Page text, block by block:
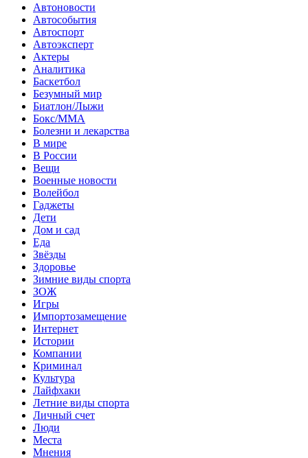
Автоновости
Автособытия
Автоспорт
Автоэксперт
Актеры
Аналитика
Баскетбол
Безумный мир
Биатлон/Лыжи
Бокс/MMA
Болезни и лекарства
В мире
В России
Вещи
Военные новости
Волейбол
Гаджеты
Дети
Дом и сад
Еда
Звёзды
Здоровье
Зимние виды спорта
ЗОЖ
Игры
Импортозамещение
Интернет
Истории
Компании
Криминал
Культура
Лайфхаки
Летние виды спорта
Личный счет
Люди
Места
Мнения